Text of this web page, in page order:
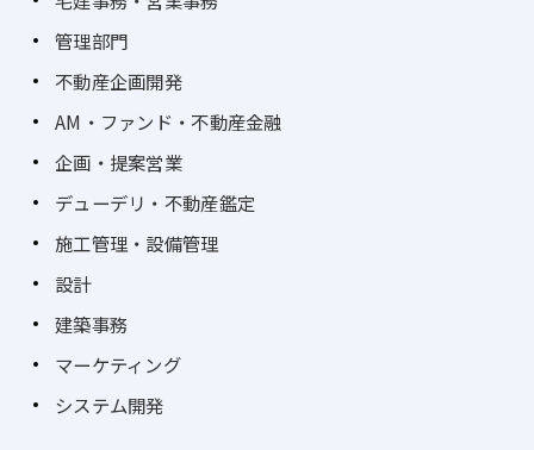
管理部門
不動産企画開発
AM・ファンド・不動産金融
企画・提案営業
デューデリ・不動産鑑定
施工管理・設備管理
設計
建築事務
マーケティング
システム開発